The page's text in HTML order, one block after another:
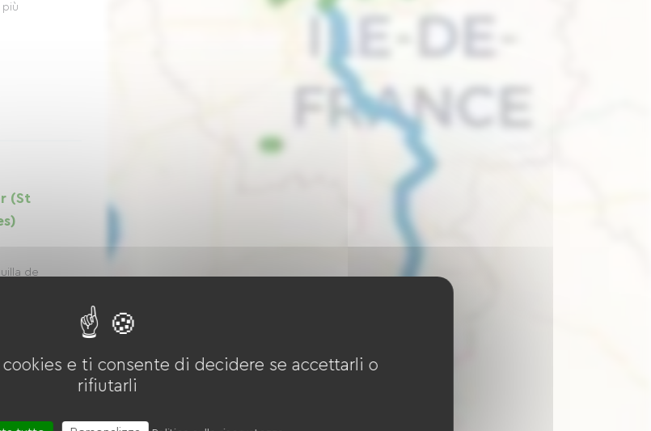
più
(St
de
e ti consente di decidere se accettarli o
rifiutarli